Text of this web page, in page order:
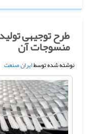
طرح توجیهی
منسوجات آن
نوشته شده توسطایران صنعت